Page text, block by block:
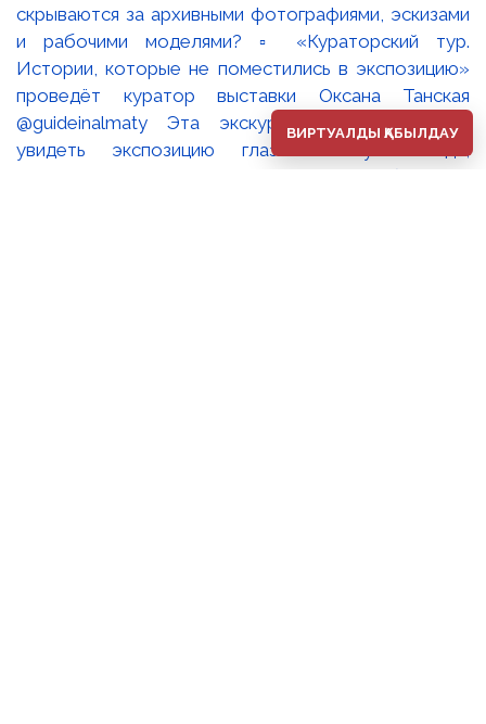
скрываются за архивными фотографиями, эскизами
и рабочими моделями? ▫️ «Кураторский тур.
Истории, которые не поместились в экспозицию»
проведёт куратор выставки Оксана Танская
@guideinalmaty Эта экскурсия - возможность
увидеть экспозицию глазами искусствоведа,
ВИРТУАЛДЫ ҚАБЫЛДАУ